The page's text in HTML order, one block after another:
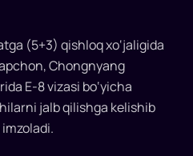
(5+3) qishloq xo‘jaligida
Chongnyang
E-8 vizasi bo‘yicha
jalb qilishga kelishib